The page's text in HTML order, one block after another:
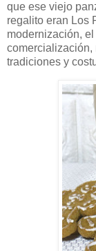
que ese viejo
regalito eran Los
modernización,
comercialización,
tradiciones y